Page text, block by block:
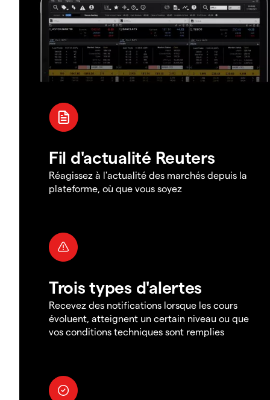
Fil d'actualité Reuters
Réagissez à l'actualité des marchés depuis la
plateforme, où que vous soyez
Trois types d'alertes
Recevez des notifications lorsque les cours
évoluent, atteignent un certain niveau ou que
vos conditions techniques sont remplies